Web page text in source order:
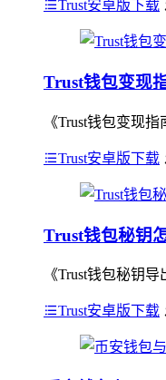
Trust安卓版下载
Trust钱包变现
《Trust钱包变现
Trust安卓版下载
Trust钱包秘钥
《Trust钱包秘钥
Trust安卓版下载